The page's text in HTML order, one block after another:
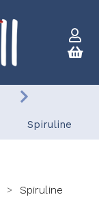
Spiruline
> Spiruline